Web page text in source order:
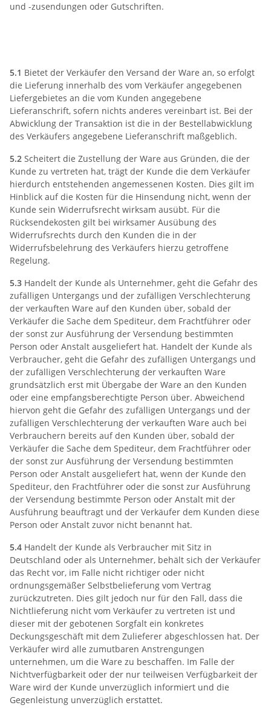
und -zusendungen oder Gutschriften.
5.1 Bietet der Verkäufer den Versand der Ware an, so erfolgt
die Lieferung innerhalb des vom Verkäufer angegebenen
Liefergebietes an die vom Kunden angegebene
Lieferanschrift, sofern nichts anderes vereinbart ist. Bei der
Abwicklung der Transaktion ist die in der Bestellabwicklung
des Verkäufers angegebene Lieferanschrift maßgeblich.
5.2 Scheitert die Zustellung der Ware aus Gründen, die der
Kunde zu vertreten hat, trägt der Kunde die dem Verkäufer
hierdurch entstehenden angemessenen Kosten. Dies gilt im
Hinblick auf die Kosten für die Hinsendung nicht, wenn der
Kunde sein Widerrufsrecht wirksam ausübt. Für die
Rücksendekosten gilt bei wirksamer Ausübung des
Widerrufsrechts durch den Kunden die in der
Widerrufsbelehrung des Verkäufers hierzu getroffene
Regelung.
5.3 Handelt der Kunde als Unternehmer, geht die Gefahr des
zufälligen Untergangs und der zufälligen Verschlechterung
der verkauften Ware auf den Kunden über, sobald der
Verkäufer die Sache dem Spediteur, dem Frachtführer oder
der sonst zur Ausführung der Versendung bestimmten
Person oder Anstalt ausgeliefert hat. Handelt der Kunde als
Verbraucher, geht die Gefahr des zufälligen Untergangs und
der zufälligen Verschlechterung der verkauften Ware
grundsätzlich erst mit Übergabe der Ware an den Kunden
oder eine empfangsberechtigte Person über. Abweichend
hiervon geht die Gefahr des zufälligen Untergangs und der
zufälligen Verschlechterung der verkauften Ware auch bei
Verbrauchern bereits auf den Kunden über, sobald der
Verkäufer die Sache dem Spediteur, dem Frachtführer oder
der sonst zur Ausführung der Versendung bestimmten
Person oder Anstalt ausgeliefert hat, wenn der Kunde den
Spediteur, den Frachtführer oder die sonst zur Ausführung
der Versendung bestimmte Person oder Anstalt mit der
Ausführung beauftragt und der Verkäufer dem Kunden diese
Person oder Anstalt zuvor nicht benannt hat.
5.4 Handelt der Kunde als Verbraucher mit Sitz in
Deutschland oder als Unternehmer, behält sich der Verkäufer
das Recht vor, im Falle nicht richtiger oder nicht
ordnungsgemäßer Selbstbelieferung vom Vertrag
zurückzutreten. Dies gilt jedoch nur für den Fall, dass die
Nichtlieferung nicht vom Verkäufer zu vertreten ist und
dieser mit der gebotenen Sorgfalt ein konkretes
Deckungsgeschäft mit dem Zulieferer abgeschlossen hat. Der
Verkäufer wird alle zumutbaren Anstrengungen
unternehmen, um die Ware zu beschaffen. Im Falle der
Nichtverfügbarkeit oder der nur teilweisen Verfügbarkeit der
Ware wird der Kunde unverzüglich informiert und die
Gegenleistung unverzüglich erstattet.